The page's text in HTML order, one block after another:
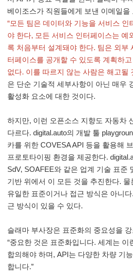
베이조스가 직원들에게 보낸 이메일을
“모든 팀은 데이터와 기능을 서비스 인
야 한다, 모든 서비스 인터페이스는 예
록 처음부터 설계돼야 한다. 팀은 외부
터페이스를 공개할 수 있도록 계획하
없다. 이를 따르지 않는 사람은 해고될
은 단순 기술적 세부사항이 아닌 매우
활성화 요소에 대한 것이다.
하지만, 이런 오픈소스 지향도 자동차
다르다. digital.auto의 개발 툴
카를 위한 COVESA API 등을 활용해
프로토타이핑 환경을 제공한다.
SdV, SOAFEE와 같은 업계 기술 표준
기반 위에서 이 모든 것을 추진한다.
유일한 표준이거나 접근 방식은 아니
근 방식이 있을 수 있다.
슬래마 부사장은 표준화의 중요성을
“중요한 것은 표준화입니다. 세계는 이
합의해야 하며, API는 다양한 차량 기
합니다.”